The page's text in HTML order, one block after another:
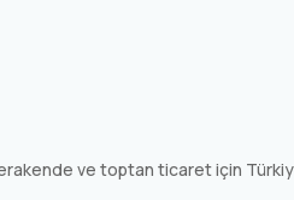
ve toptan ticaret için